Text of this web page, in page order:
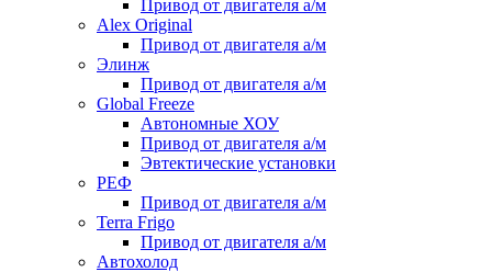
Привод от двигателя а/м
Alex Original
Привод от двигателя а/м
Элинж
Привод от двигателя а/м
Global Freeze
Автономные ХОУ
Привод от двигателя а/м
Эвтектические установки
РЕФ
Привод от двигателя а/м
Terra Frigo
Привод от двигателя а/м
Автохолод